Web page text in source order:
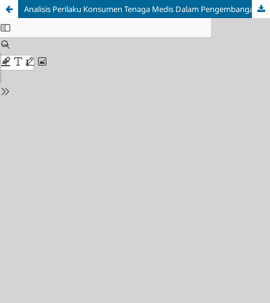
Analisis Perilaku Konsumen Tenaga Medis Dalam Pengembangan Alat